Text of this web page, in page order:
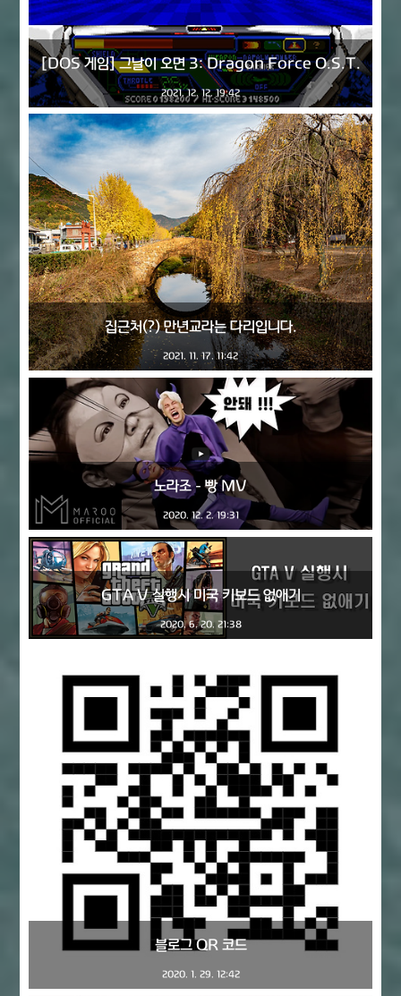
[DOS 게임] 그날이 오면 3: Dragon Force O.S.T.
2021. 12. 12. 19:42
집근처(?) 만년교라는 다리입니다.
2021. 11. 17. 11:42
노라조 - 빵 MV
2020. 12. 2. 19:31
GTA V 실행시 미국 키보드 없애기
2020. 6. 20. 21:38
블로그 QR 코드
2020. 1. 29. 12:42